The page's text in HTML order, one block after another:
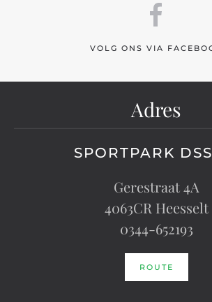
VOLG ONS VIA
Adres
SPORTPARK
Gerestraat 4A
4063CR Heesselt
0344-652193
ROUTE